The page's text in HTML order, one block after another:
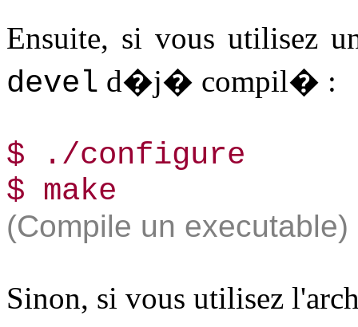
Ensuite, si vous utilisez
devel d�j� compil� :
$­ ./configure
$­ make
(Compile un executable)
Sinon, si vous utilisez